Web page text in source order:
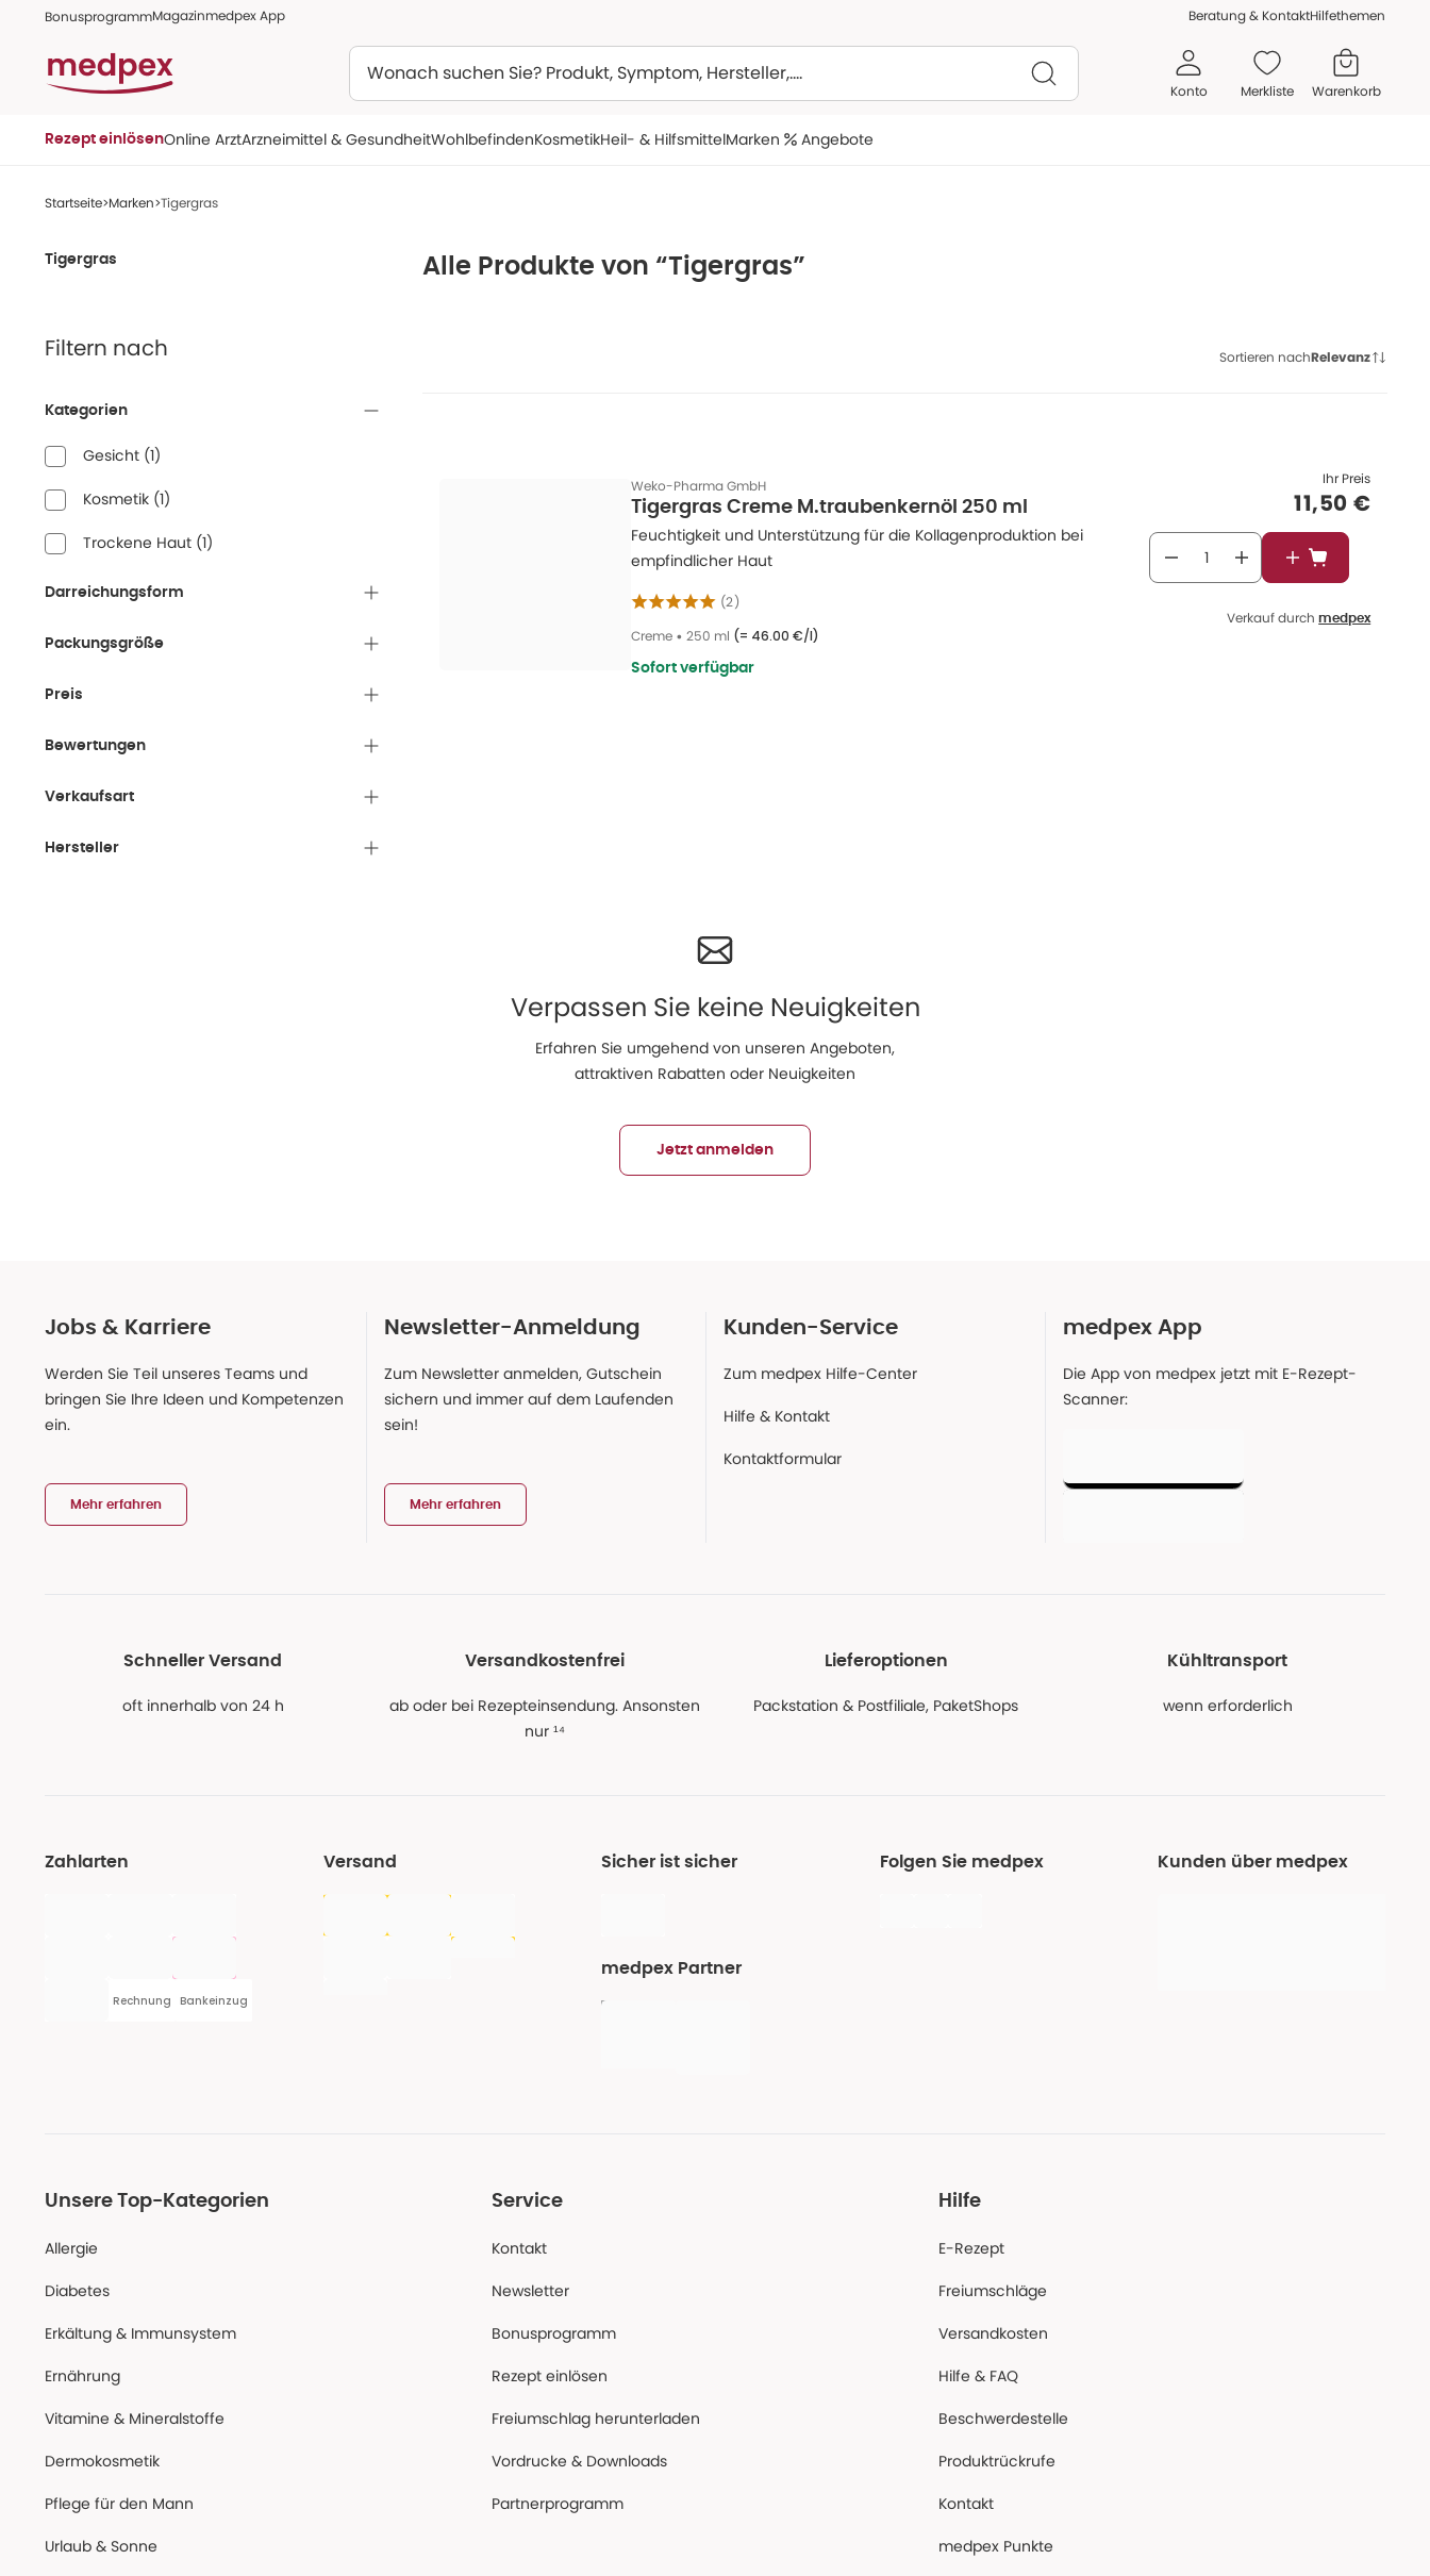
BonusprogrammMagazinmedpex App Beratung & KontaktHilfethemen
Konto Merkliste Warenkorb
Rezept einlösenOnline ArztArzneimittel & GesundheitWohlbefindenKosmetikHeil- & HilfsmittelMarken Angebote
Startseite Marken Tigergras
Alle Produkte von “Tigergras”
Tigergras
Filtern nach
Kategorien
Gesicht (1)
Kosmetik (1)
Trockene Haut (1)
Darreichungsform
Packungsgröße
Preis
Bewertungen
Verkaufsart
Hersteller
Sortieren nachRelevanz
Weko-Pharma GmbH
Tigergras Creme M.traubenkernöl 250 ml
Feuchtigkeit und Unterstützung für die Kollagenproduktion bei
empfindlicher Haut
(2)
Creme • 250 ml (= 46.00 €/l)
Sofort verfügbar
Ihr Preis
11,50 €
In den
Verkauf durch medpex
Verpassen Sie keine Neuigkeiten
Erfahren Sie umgehend von unseren Angeboten,
attraktiven Rabatten oder Neuigkeiten
Jetzt anmelden
Jobs & Karriere
Werden Sie Teil unseres Teams und
bringen Sie Ihre Ideen und Kompetenzen
ein.
Mehr erfahren
Newsletter-Anmeldung
Zum Newsletter anmelden, Gutschein
sichern und immer auf dem Laufenden
sein!
Mehr erfahren
Kunden-Service
Zum medpex Hilfe-Center
Hilfe & Kontakt
Kontaktformular
medpex App
Die App von medpex jetzt mit E-Rezept-
Scanner:
Schneller Versand
oft innerhalb von 24 h
Versandkostenfrei
ab oder bei Rezepteinsendung. Ansonsten
nur ¹⁴
Lieferoptionen
Packstation & Postfiliale, PaketShops
Kühltransport
wenn erforderlich
Zahlarten
Rechnung Bankeinzug
Versand Sicher ist sicher
medpex Partner
Folgen Sie medpex Kunden über medpex
Unsere Top-Kategorien
Allergie
Diabetes
Erkältung & Immunsystem
Ernährung
Vitamine & Mineralstoffe
Dermokosmetik
Pflege für den Mann
Urlaub & Sonne
Service
Kontakt
Newsletter
Bonusprogramm
Rezept einlösen
Freiumschlag herunterladen
Vordrucke & Downloads
Partnerprogramm
Hilfe
E-Rezept
Freiumschläge
Versandkosten
Hilfe & FAQ
Beschwerdestelle
Produktrückrufe
Kontakt
medpex Punkte